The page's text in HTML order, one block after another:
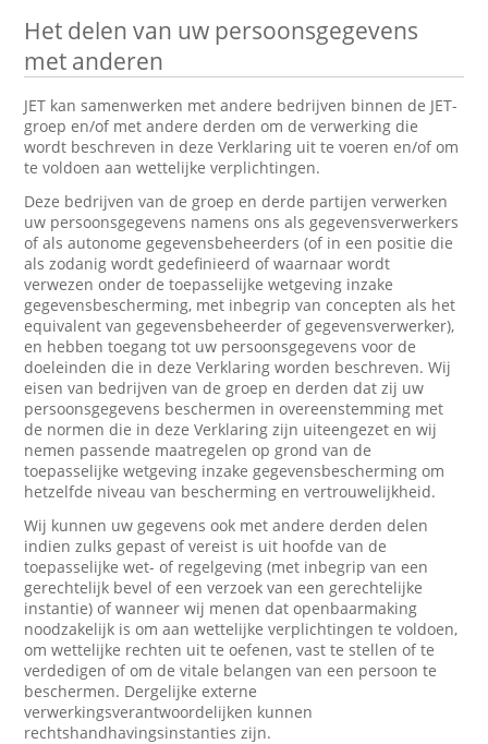
Het delen van uw persoonsgegevens
met anderen
JET kan samenwerken met andere bedrijven binnen de JET-
groep en/of met andere derden om de verwerking die
wordt beschreven in deze Verklaring uit te voeren en/of om
te voldoen aan wettelijke verplichtingen.
Deze bedrijven van de groep en derde partijen verwerken
uw persoonsgegevens namens ons als gegevensverwerkers
of als autonome gegevensbeheerders (of in een positie die
als zodanig wordt gedefinieerd of waarnaar wordt
verwezen onder de toepasselijke wetgeving inzake
gegevensbescherming, met inbegrip van concepten als het
equivalent van gegevensbeheerder of gegevensverwerker),
en hebben toegang tot uw persoonsgegevens voor de
doeleinden die in deze Verklaring worden beschreven. Wij
eisen van bedrijven van de groep en derden dat zij uw
persoonsgegevens beschermen in overeenstemming met
de normen die in deze Verklaring zijn uiteengezet en wij
nemen passende maatregelen op grond van de
toepasselijke wetgeving inzake gegevensbescherming om
hetzelfde niveau van bescherming en vertrouwelijkheid.
Wij kunnen uw gegevens ook met andere derden delen
indien zulks gepast of vereist is uit hoofde van de
toepasselijke wet- of regelgeving (met inbegrip van een
gerechtelijk bevel of een verzoek van een gerechtelijke
instantie) of wanneer wij menen dat openbaarmaking
noodzakelijk is om aan wettelijke verplichtingen te voldoen,
om wettelijke rechten uit te oefenen, vast te stellen of te
verdedigen of om de vitale belangen van een persoon te
beschermen. Dergelijke externe
verwerkingsverantwoordelijken kunnen
rechtshandhavingsinstanties zijn.